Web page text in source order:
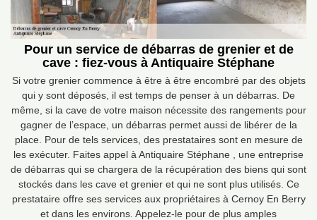
Pour un service de débarras de grenier et de
cave : fiez-vous à Antiquaire Stéphane
Si votre grenier commence à être à être encombré par des objets
qui y sont déposés, il est temps de penser à un débarras. De
même, si la cave de votre maison nécessite des rangements pour
gagner de l’espace, un débarras permet aussi de libérer de la
place. Pour de tels services, des prestataires sont en mesure de
les exécuter. Faites appel à Antiquaire Stéphane , une entreprise
de débarras qui se chargera de la récupération des biens qui sont
stockés dans les cave et grenier et qui ne sont plus utilisés. Ce
prestataire offre ses services aux propriétaires à Cernoy En Berry
et dans les environs. Appelez-le pour de plus amples